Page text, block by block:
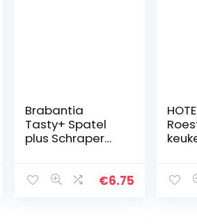
Brabantia
Tasty+ Spatel
plus Schraper
€6.75